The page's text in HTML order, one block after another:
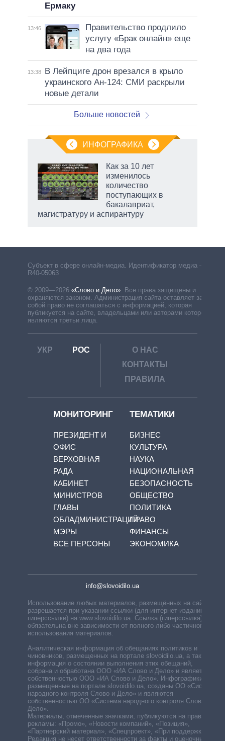
Ермаку
13:46
Правительство продлило
услугу «Брак онлайн» еще
на два года
13:38
В Лейпциге дрон врезался в крыло
украинского Ан-124: СМИ раскрыли
новые детали
Больше новостей
ИНФОГРАФИКА
Как за 10 лет
изменилось
количество
поступающих в
бакалавриат,
магистратуру и аспирантуру
Субъект в сфере онлайн-медиа. Идентификатор медиа –
R40-05063
© 2009—2026 «Слово и Дело»
Все права защищены и
охраняются законом. Администрация сайта оставляет за
собой право не соглашаться с информацией, которая
публикуется на сайте, владельцами или авторами которой
являются третьи лица.
УКР РОС
О НАС
КОНТАКТЫ
ПРАВИЛА
МОНИТОРИНГ
ПРЕЗИДЕНТ И
ОФИС
ВЕРХОВНАЯ
РАДА
КАБИНЕТ
МИНИСТРОВ
ГЛАВЫ
ОБЛАДМИНИСТРАЦИЙ
МЭРЫ
ВСЕ ПЕРСОНЫ
ТЕМАТИКИ
БИЗНЕС
КУЛЬТУРА
НАУКА
НАЦИОНАЛЬНАЯ
БЕЗОПАСНОСТЬ
ОБЩЕСТВО
ПОЛИТИКА
ПРАВО
ФИНАНСЫ
ЭКОНОМИКА
info@slovoidilo.ua
Использование любых материалов, размещённых на сайте,
разрешается при указании ссылки (для интернет-изданий —
гиперссылки) на www.slovoidilo.ua. Ссылка (гиперссылка)
обязательна вне зависимости от полного либо частичного
использования материалов.
Аналитическая информация об обещаниях политиков и
чиновников, размещенных на портале slovoidilo.ua, а также
информация о состоянии выполнения этих обещаний,
собрана и обработана ООО «ИА Слово и Дело» и является
собственностью ООО «ИА Слово и Дело». Инфографики,
размещенные на портале slovoidilo.ua, созданы ОО «Система
народного контроля Слово и Дело» и являются
собственностью ОО «Система народного контроля Слово и
Дело».
Материалы, отмеченные значками, публикуются на правах
рекламы: «Промо», «Новости компаний», «Позиция»,
«Партнерский материал», «Спецпроект», «При поддержке».
Редакция не несет ответственности за факты и оценочные